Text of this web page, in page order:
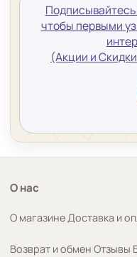
чтобы первыми
(Акции и
О нас
О магазинеДоставка и
Возврат и обмен Отзывы